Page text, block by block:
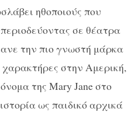
ηθοποιούς που
σε θέατρα
την πιο γνωστή μάρκα
στην Αμερική,
της Mary Jane στο
ως παιδικό αρχικά